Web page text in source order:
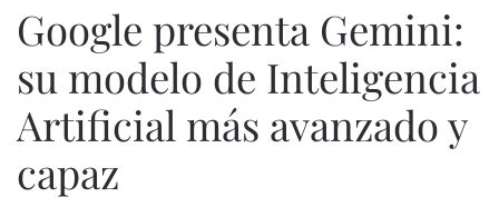
Google presenta Gemini:
su modelo de Inteligencia
Artificial más avanzado y
capaz